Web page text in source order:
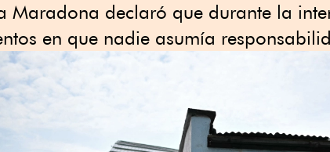
Maradona declaró que durante la
en que nadie asumía